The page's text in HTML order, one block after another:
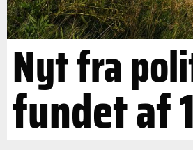
Nyt fra
fundet af